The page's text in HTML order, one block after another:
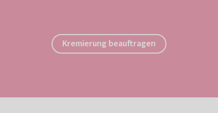
Kremierung beauftragen